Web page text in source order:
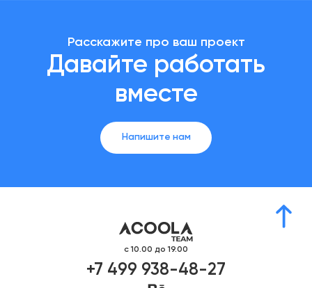
Расскажите про ваш проект
Давайте работать
вместе
Напишите нам
с 10.00 до 19.00
+7 499 938-48-27